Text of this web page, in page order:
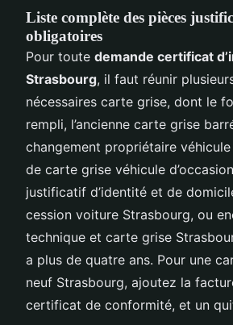
Liste complète des pièces
obligatoires
Pour toute demande certificat
Strasbourg, il faut réunir
nécessaires carte grise, dont le
rempli, l’ancienne carte grise
changement propriétaire
de carte grise véhicule
justificatif d’identité et de
cession voiture Strasbourg, ou
technique et carte grise
a plus de quatre ans. Pour une
neuf Strasbourg, ajoutez la
certificat de conformité, et un